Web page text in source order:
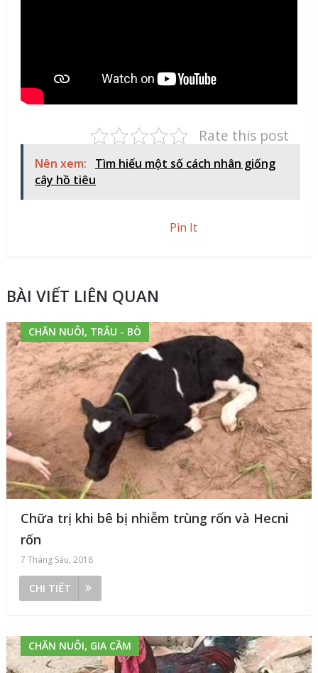
Rate this post
Nên xem:
Tìm hiểu một số cách nhân giống
cây hồ tiêu
Pin It
BÀI VIẾT LIÊN QUAN
CHĂN NUÔI, TRÂU - BÒ
Chữa trị khi bê bị nhiễm trùng rốn và Hecni
rốn
7 Tháng Sáu, 2018
CHI TIẾT
CHĂN NUÔI, GIA CẦM